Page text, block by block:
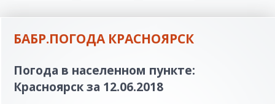
БАБР.ПОГОДА КРАСНОЯРСК
Погода в населенном пункте:
Красноярск за 12.06.2018